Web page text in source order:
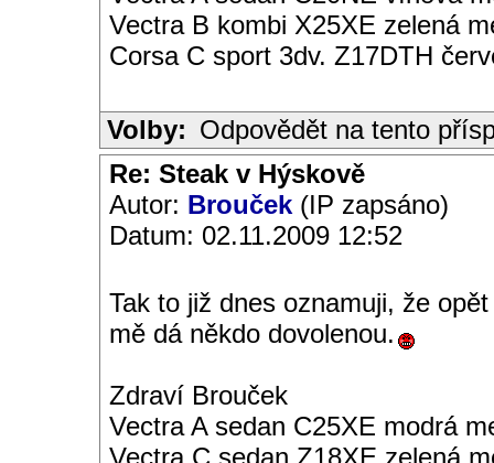
Vectra B kombi X25XE zelená
Corsa C sport 3dv. Z17DTH
Volby: Odpovědět na tento
Re: Steak v Hýskově
Autor: Brouček (IP zapsáno)
Datum: 02.11.2009 12:52
Tak to již dnes oznamuji, že
mě dá někdo dovolenou.
Zdraví Brouček
Vectra A sedan C25XE modrá
Vectra C sedan Z18XE zelená